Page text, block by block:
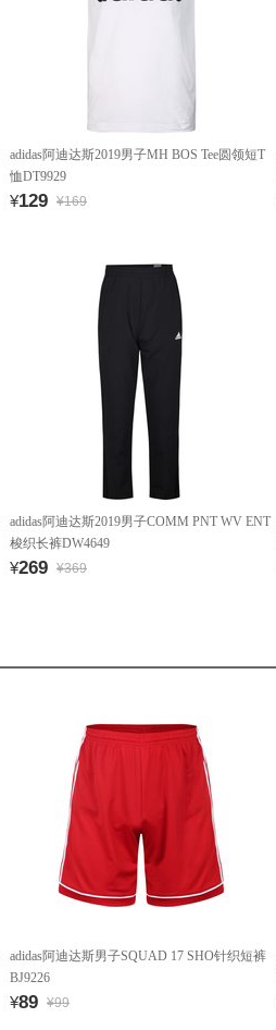
adidas阿迪达斯2019男子MH BOS Tee圆领短T
恤DT9929
¥129 ¥169
adidas阿迪达斯2019男子COMM PNT WV ENT
梭织长裤DW4649
¥269 ¥369
adidas阿迪达斯男子SQUAD 17 SHO针织短裤
BJ9226
¥89 ¥99